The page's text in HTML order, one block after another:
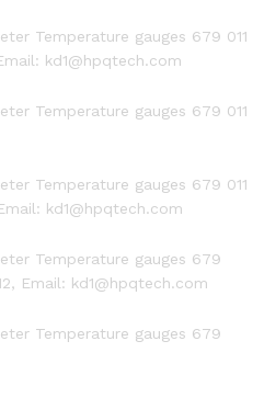
Temperature gauges 679 011
kd1@hpqtech.com
Temperature gauges 679 011
Temperature gauges 679 011
kd1@hpqtech.com
Temperature gauges 679
Email: kd1@hpqtech.com
Temperature gauges 679